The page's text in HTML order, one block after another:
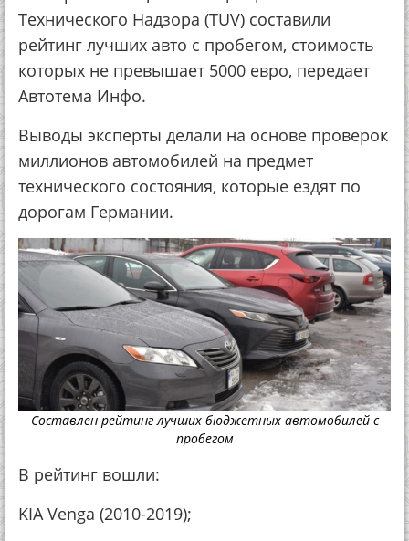
Технического Надзора (TUV) составили
рейтинг лучших авто с пробегом, стоимость
которых не превышает 5000 евро, передает
Автотема Инфо.
Выводы эксперты делали на основе проверок
миллионов автомобилей на предмет
технического состояния, которые ездят по
дорогам Германии.
Составлен рейтинг лучших бюджетных автомобилей с
пробегом
В рейтинг вошли:
KIA Venga (2010-2019);